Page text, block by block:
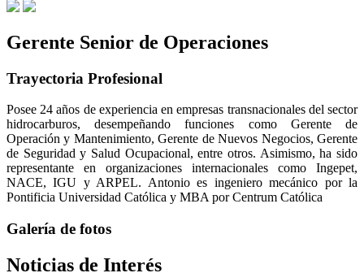
Gerente Senior de Operaciones
Trayectoria Profesional
Posee 24 años de experiencia en empresas transnacionales del sector
hidrocarburos, desempeñando funciones como Gerente de
Operación y Mantenimiento, Gerente de Nuevos Negocios, Gerente
de Seguridad y Salud Ocupacional, entre otros. Asimismo, ha sido
representante en organizaciones internacionales como Ingepet,
NACE, IGU y ARPEL. Antonio es ingeniero mecánico por la
Pontificia Universidad Católica y MBA por Centrum Católica
Galería de fotos
Noticias de Interés